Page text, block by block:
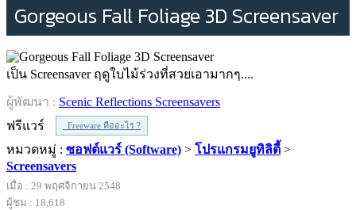
Gorgeous Fall Foliage 3D Screensaver
เป็น Screensaver ฤดูใบไม้ร่วงที่สวยเอามากๆ....
ผู้พัฒนา : Scenic Reflections Screensavers
ฟรีแวร์
Freeware คืออะไร ?
หมวดหมู่ : ซอฟต์แวร์ (Software) > โปรแกรมยูทิลิตี้ >
Screensavers
เมื่อ : 29 พฤศจิกายน 2548
ผู้ชม : 18,618